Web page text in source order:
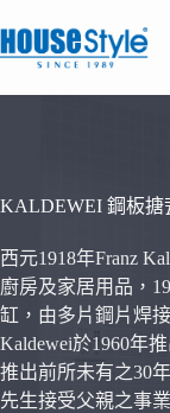
至
要
KALDEWEI 鋼板搪
西元1918年Franz
廚房及家居用品，
缸，由多片鋼片焊
Kaldewei於1960年
推出前所未有之30
先生接受父親之事